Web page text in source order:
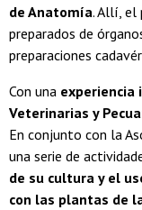
de Anatomía. Allí, el
preparados de
preparaciones
Con una experiencia
Veterinarias y
En conjunto con la
una serie de
de su cultura y el
con las plantas de